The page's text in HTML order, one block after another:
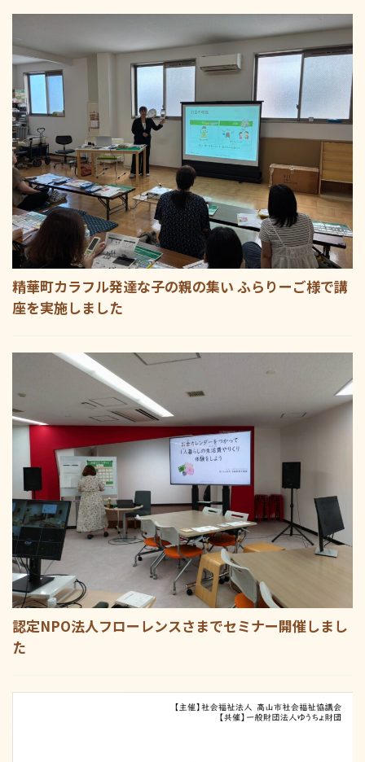
精華町カラフル発達な子の親の集い ふらりーご様で講
座を実施しました
認定NPO法人フローレンスさまでセミナー開催しまし
た